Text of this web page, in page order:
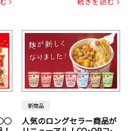
じん・コーン入り）
新商品
人気のロングセラー商品が